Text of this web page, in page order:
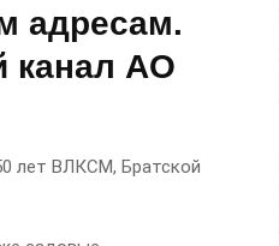
адресам.
канал АО
лет ВЛКСМ, Братской